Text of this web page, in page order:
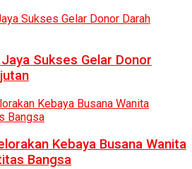
Sukses Gelar Donor
Kebaya Busana Wanita
Bangsa